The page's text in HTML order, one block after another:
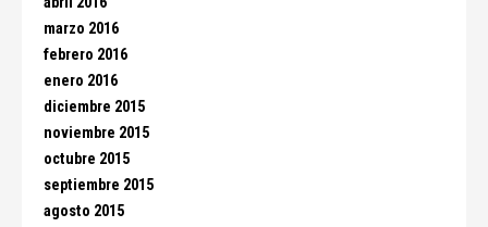
marzo 2016
febrero 2016
enero 2016
diciembre 2015
noviembre 2015
octubre 2015
septiembre 2015
agosto 2015